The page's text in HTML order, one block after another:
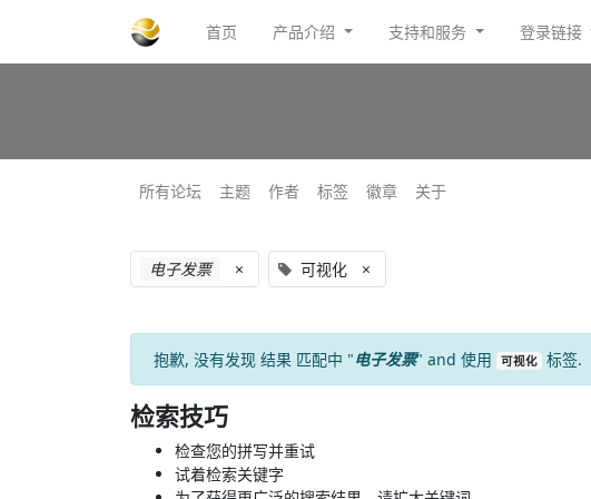
首页 产品介绍 支持和服务 登录链接
所有论坛 主题 作者 标签 徽章 关于
电子发票 × 可视化 ×
抱歉, 没有发现 结果 匹配中 "电子发票" and 使用 可视化 标签.
检索技巧
检查您的拼写并重试
试着检索关键字